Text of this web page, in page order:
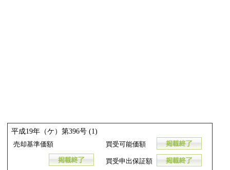
平成19年（ケ）第396号 (1)
売却基準価額 買受可能価額
買受申出保証額